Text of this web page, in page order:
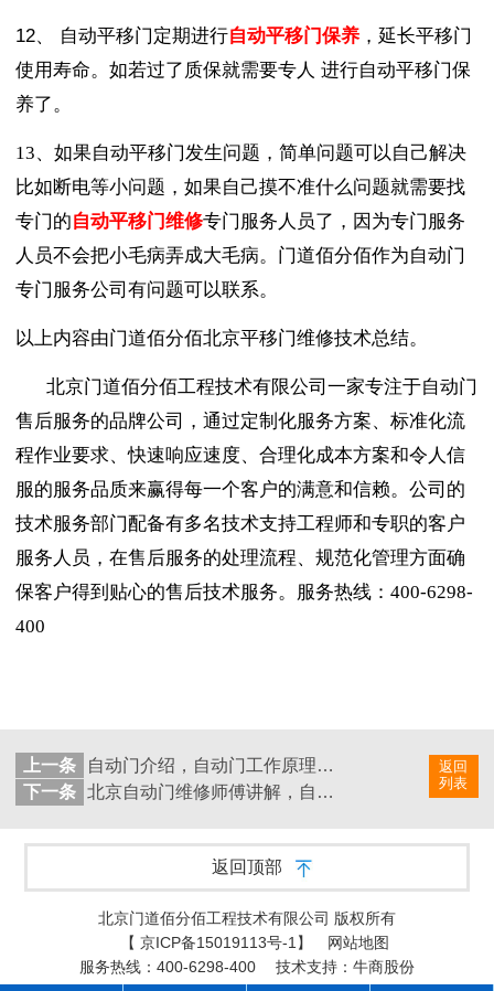
12、 自动平移门定期进行自动平移门保养 ，延长平移门
使用寿命。如若过了质保就需要专人 进行自动平移门保
养了。
13、如果自动平移门发生问题，简单问题可以自己解决
比如断电等小问题，如果自己摸不准什么问题就需要找
专门的自动平移门维修专门服务人员了，因为专门服务
人员不会把小毛病弄成大毛病。门道佰分佰作为自动门
专门服务公司有问题可以联系。
以上内容由门道佰分佰北京平移门维修技术总结。
北京门道佰分佰工程技术有限公司一家专注于自动门
售后服务的品牌公司，通过定制化服务方案、标准化流
程作业要求、快速响应速度、合理化成本方案和令人信
服的服务品质来赢得每一个客户的满意和信赖。公司的
技术服务部门配备有多名技术支持工程师和专职的客户
服务人员，在售后服务的处理流程、规范化管理方面确
保客户得到贴心的售后技术服务。服务热线： 400-6298-
400
返回
列表
上一条
自动门介绍，自动门工作原理介绍
下一条
北京自动门维修师傅讲解，自动门反应慢的原因有哪些？
返回顶部
北京门道佰分佰工程技术有限公司 版权所有
【 京ICP备15019113号-1 】 网站地图
服务热线：400-6298-400 技术支持：牛商股份